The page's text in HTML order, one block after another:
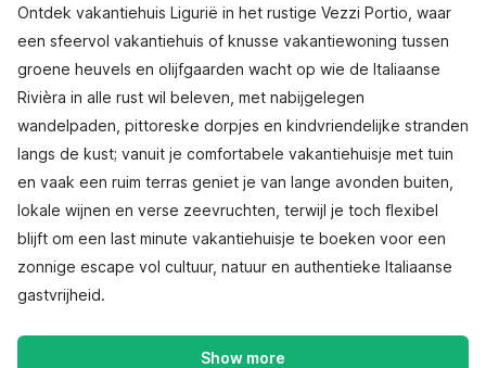
Ontdek vakantiehuis Ligurië in het rustige Vezzi Portio, waar
een sfeervol vakantiehuis of knusse vakantiewoning tussen
groene heuvels en olijfgaarden wacht op wie de Italiaanse
Rivièra in alle rust wil beleven, met nabijgelegen
wandelpaden, pittoreske dorpjes en kindvriendelijke stranden
langs de kust; vanuit je comfortabele vakantiehuisje met tuin
en vaak een ruim terras geniet je van lange avonden buiten,
lokale wijnen en verse zeevruchten, terwijl je toch flexibel
blijft om een last minute vakantiehuisje te boeken voor een
zonnige escape vol cultuur, natuur en authentieke Italiaanse
gastvrijheid.
Show more